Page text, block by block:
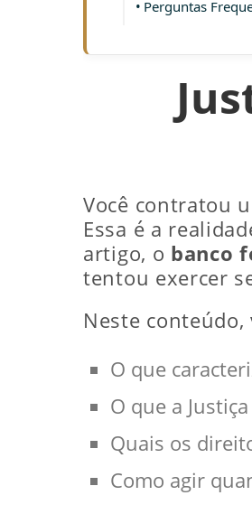
Perguntas
Você contratou
Essa é a
artigo, o banco
tentou exercer
Neste
O que
O que a
Quais os
Como agir